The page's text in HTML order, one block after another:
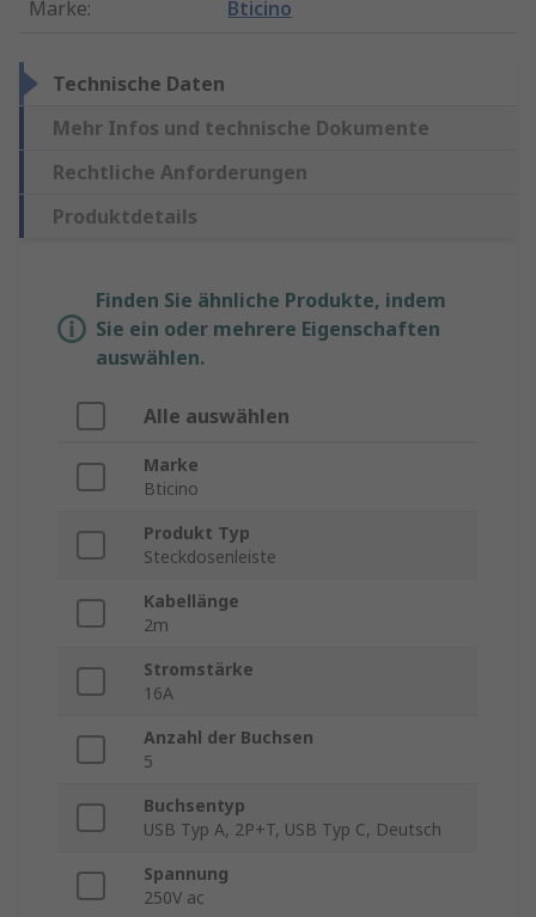
Marke: Bticino
Technische Daten
Mehr Infos und technische Dokumente
Rechtliche Anforderungen
Produktdetails
Finden Sie ähnliche Produkte, indem
Sie ein oder mehrere Eigenschaften
auswählen.
Alle auswählen
Marke
Bticino
Produkt Typ
Steckdosenleiste
Kabellänge
2m
Stromstärke
16A
Anzahl der Buchsen
5
Buchsentyp
USB Typ A, 2P+T, USB Typ C, Deutsch
Spannung
250V ac